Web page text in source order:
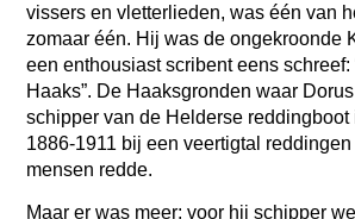
vissers en vletterlieden, was één van
zomaar één. Hij was de ongekroonde
een enthousiast scribent eens schreef:
Haaks”. De Haaksgronden waar
schipper van de Helderse reddingboot
1886-1911 bij een veertigtal reddingen
mensen redde.
Maar er was meer: voor hij schipper